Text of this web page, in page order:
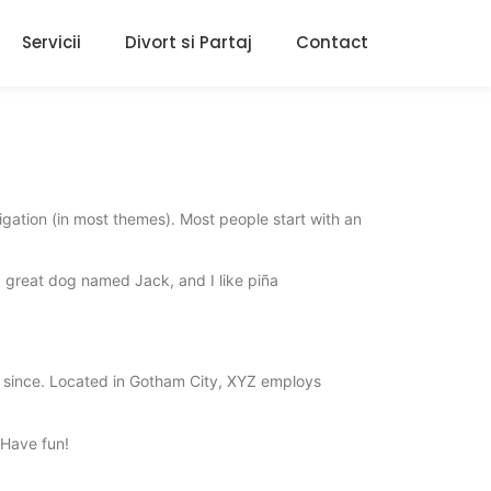
Servicii Divort si Partaj Contact
(in most themes). Most people start with an
dog named Jack, and I like piña
Located in Gotham City, XYZ employs
fun!